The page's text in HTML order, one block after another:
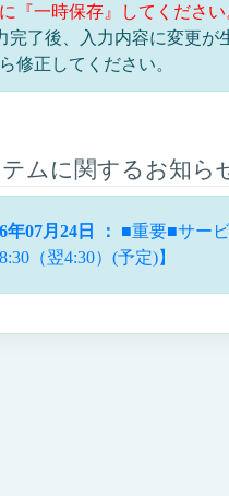
『一時保存』してください
完了後、入力内容に変更が
修正してください。
ムに関するお知ら
年07月24日 ： ■重要■サー
（翌4:30）(予定)】